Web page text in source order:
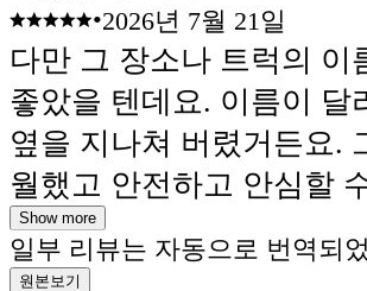
•2026년 7월 21일
다만 그 장소나 트럭의 이
좋았을 텐데요. 이름이 달
옆을 지나쳐 버렸거든요.
월했고 안전하고 안심할
아다닐 때는 짐을 들고 다
다.
Show more
일부 리뷰는 자동으로 번역되
원본보기